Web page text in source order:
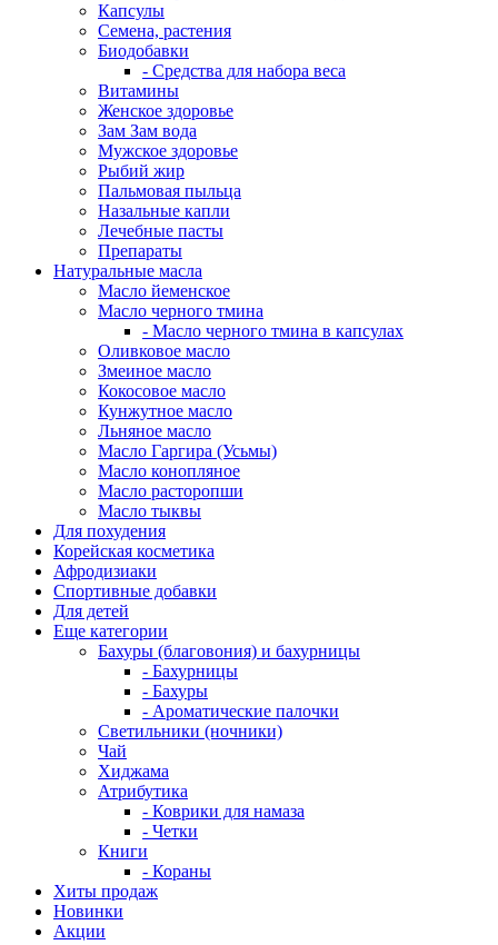
Капсулы
Семена, растения
Биодобавки
- Средства для набора веса
Витамины
Женское здоровье
Зам Зам вода
Мужское здоровье
Рыбий жир
Пальмовая пыльца
Назальные капли
Лечебные пасты
Препараты
Натуральные масла
Масло йеменское
Масло черного тмина
- Масло черного тмина в капсулах
Оливковое масло
Змеиное масло
Кокосовое масло
Кунжутное масло
Льняное масло
Масло Гаргира (Усьмы)
Масло конопляное
Масло расторопши
Масло тыквы
Для похудения
Корейская косметика
Афродизиаки
Спортивные добавки
Для детей
Еще категории
Бахуры (благовония) и бахурницы
- Бахурницы
- Бахуры
- Ароматические палочки
Светильники (ночники)
Чай
Хиджама
Атрибутика
- Коврики для намаза
- Четки
Книги
- Кораны
Хиты продаж
Новинки
Акции